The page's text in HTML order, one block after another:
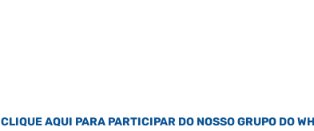
CLIQUE AQUI PARA PARTICIPAR DO NOSSO GRUPO DO